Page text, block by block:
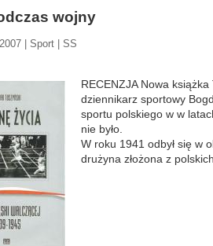
wojny
| Sport | SS
RECENZJA Nowa
dziennikarz sportowy
sportu polskiego w w
nie było.
W roku 1941 odbył się w
drużyna złożona z